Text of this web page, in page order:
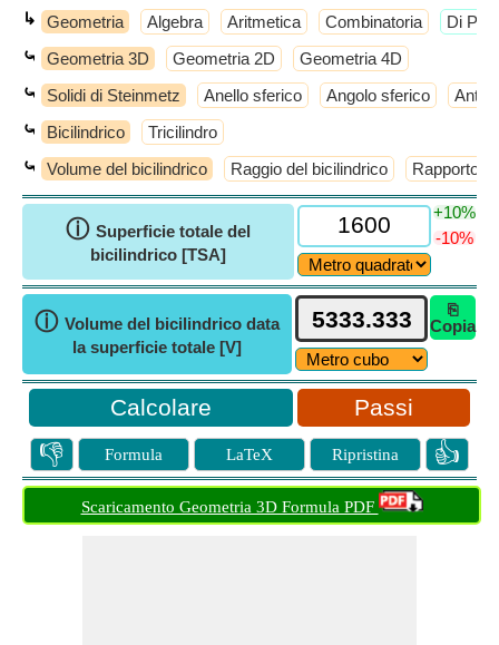
↳ Geometria Algebra Aritmetica Combinatoria ​Di Più
⤿ Geometria 3D Geometria 2D Geometria 4D
⤿ Solidi di Steinmetz Anello sferico Angolo sferico
⤿ Bicilindrico Tricilindro
⤿ Volume del bicilindrico Raggio del bicilindrico Rapporto
ⓘ Superficie totale del
bicilindrico [TSA]
+10%
-10%
ⓘ Volume del bicilindrico data
la superficie totale [V]
⎘
Copia
Passi
👎 Formula LaTeX Ripristina 👍
Scaricamento Geometria 3D Formula PDF